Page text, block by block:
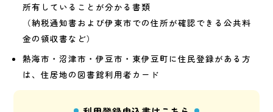
所有していることが分かる書類
（納税通知書および伊東市での住所が確認できる公共料
金の領収書など）
熱海市・沼津市・伊豆市・東伊豆町に住民登録がある方
は、住居地の図書館利用者カード